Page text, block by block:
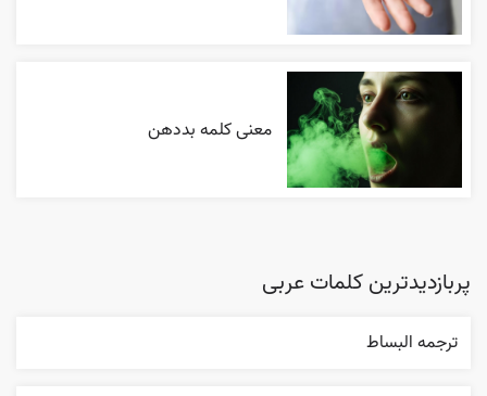
معنی کلمه بددهن
پربازدیدترین کلمات عربی
ترجمه البساط